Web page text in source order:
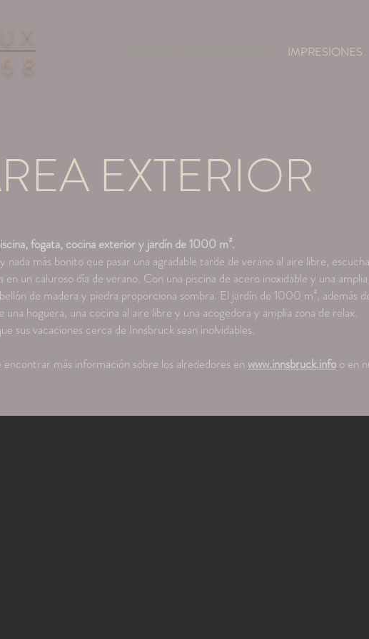
8
IMPRESIONES
EXTERIOR
fogata, cocina exterior y jardín de 1000 m².
nada más bonito que pasar una agradable tarde de verano al aire libre,
en un caluroso día de verano. Con una piscina de acero inoxidable y una
de madera y piedra proporciona sombra. El jardín de 1000 m², además
una hoguera, una cocina al aire libre y una acogedora y amplia zona de relax.
sus vacaciones cerca de Innsbruck sean inolvidables.
encontrar más información sobre los alrededores en www.innsbruck.info o en